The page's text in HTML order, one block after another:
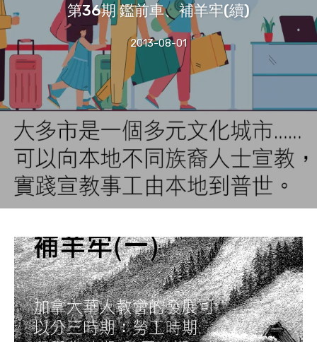
第36期 鑑前車、補羊牢(續)
2013-08-01